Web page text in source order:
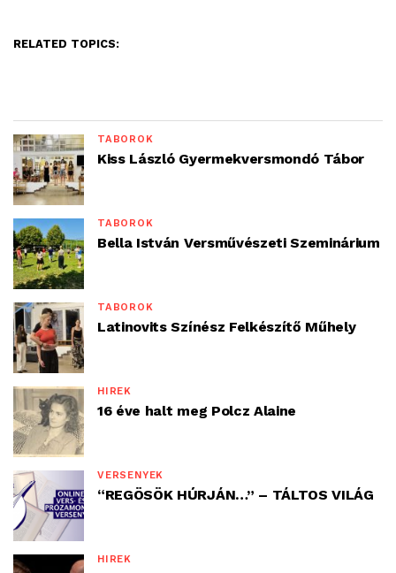
RELATED TOPICS:
TÁBOROK
Kiss László Gyermekversmondó Tábor
TÁBOROK
Bella István Versművészeti Szeminárium
TÁBOROK
Latinovits Színész Felkészítő Műhely
HÍREK
16 éve halt meg Polcz Alaine
VERSENYEK
“REGÖSÖK HÚRJÁN…” – TÁLTOS VILÁG
HÍREK